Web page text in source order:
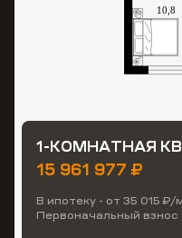
1-КОМНАТНАЯ
15 961 977 ₽
В ипотеку - от 35 015 ₽/
Первоначальный взнос